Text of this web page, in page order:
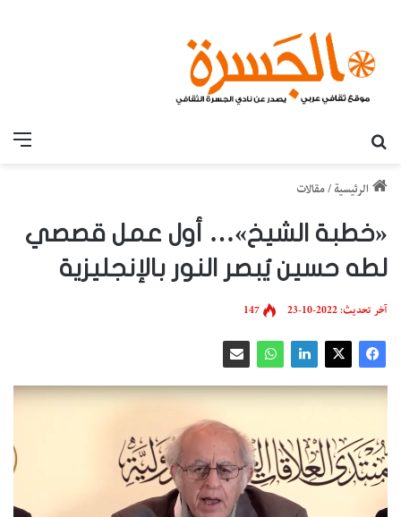
الرئيسية /مقالات
«خطبة الشيخ»… أول عمل قصصي
لطه حسين يُبصر النور بالإنجليزية
آخر تحديث: 2022-10-23 147